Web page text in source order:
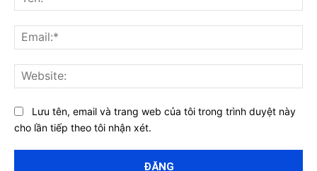
Lưu tên, email và trang web của tôi trong trình duyệt này
cho lần tiếp theo tôi nhận xét.